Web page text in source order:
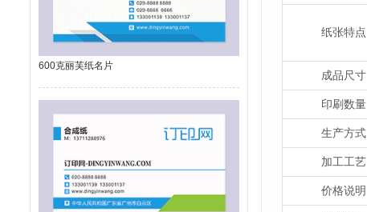
600克丽芙纸名片
纸张特点
成品尺寸
印刷数量
生产方式
加工工艺
价格说明